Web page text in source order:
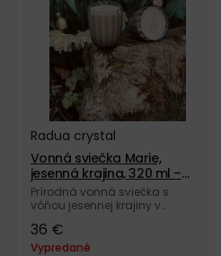
Radua crystal
Vonná sviečka Marie,
jesenná krajina, 320 ml –
dymová
Prírodná vonná sviečka s
vôňou jesennej krajiny v
českého autorského skla
Radua crystal.
36 €
Vypredané